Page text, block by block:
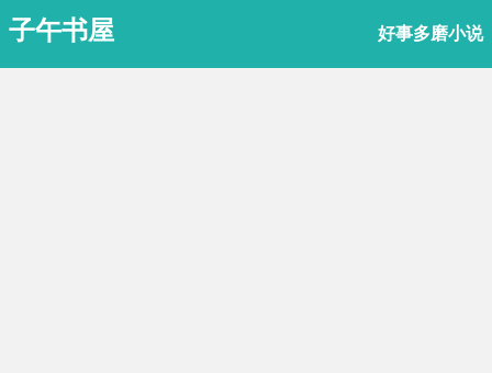
子午书屋 好事多磨小说